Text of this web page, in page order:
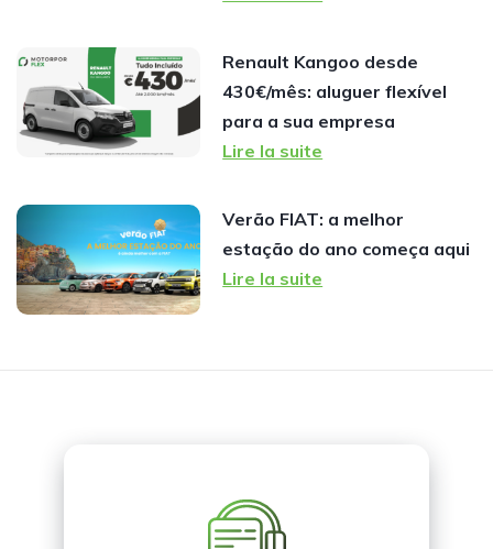
Renault Kangoo desde
430€/mês: aluguer flexível
para a sua empresa
Lire la suite
Verão FIAT: a melhor
estação do ano começa aqui
Lire la suite